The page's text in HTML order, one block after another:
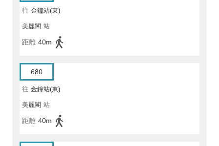
往 金鐘站(東)
美麗閣 站
距離 40m
680
往 金鐘站(東)
美麗閣 站
距離 40m